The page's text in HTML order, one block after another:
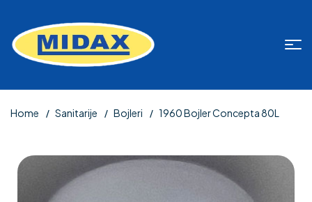
Home Sanitarije Bojleri 1960 Bojler Concepta 80L